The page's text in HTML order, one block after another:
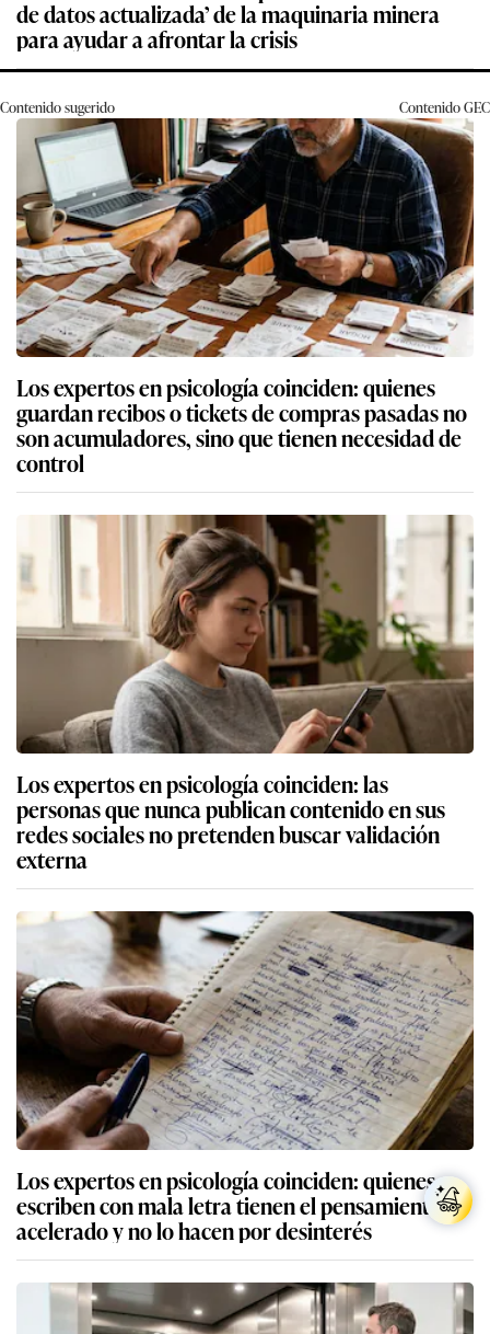
de datos actualizada’ de la maquinaria minera
para ayudar a afrontar la crisis
Contenido sugerido ContenidoGEC
Los expertos en psicología coinciden: quienes
guardan recibos o tickets de compras pasadas no
son acumuladores, sino que tienen necesidad de
control
Los expertos en psicología coinciden: las
personas que nunca publican contenido en sus
redes sociales no pretenden buscar validación
externa
Los expertos en psicología coinciden: quienes
escriben con mala letra tienen el pensamiento
acelerado y no lo hacen por desinterés